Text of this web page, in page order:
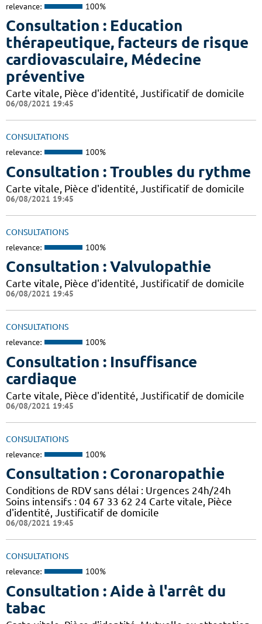
relevance: 100%
Consultation : Education
thérapeutique, facteurs de risque
cardiovasculaire, Médecine
préventive
Carte vitale, Pièce d'identité, Justificatif de domicile
06/08/2021 19:45
CONSULTATIONS
relevance: 100%
Consultation : Troubles du rythme
Carte vitale, Pièce d'identité, Justificatif de domicile
06/08/2021 19:45
CONSULTATIONS
relevance: 100%
Consultation : Valvulopathie
Carte vitale, Pièce d'identité, Justificatif de domicile
06/08/2021 19:45
CONSULTATIONS
relevance: 100%
Consultation : Insuffisance
cardiaque
Carte vitale, Pièce d'identité, Justificatif de domicile
06/08/2021 19:45
CONSULTATIONS
relevance: 100%
Consultation : Coronaropathie
Conditions de RDV sans délai : Urgences 24h/24h
Soins intensifs : 04 67 33 62 24 Carte vitale, Pièce
d'identité, Justificatif de domicile
06/08/2021 19:45
CONSULTATIONS
relevance: 100%
Consultation : Aide à l'arrêt du
tabac